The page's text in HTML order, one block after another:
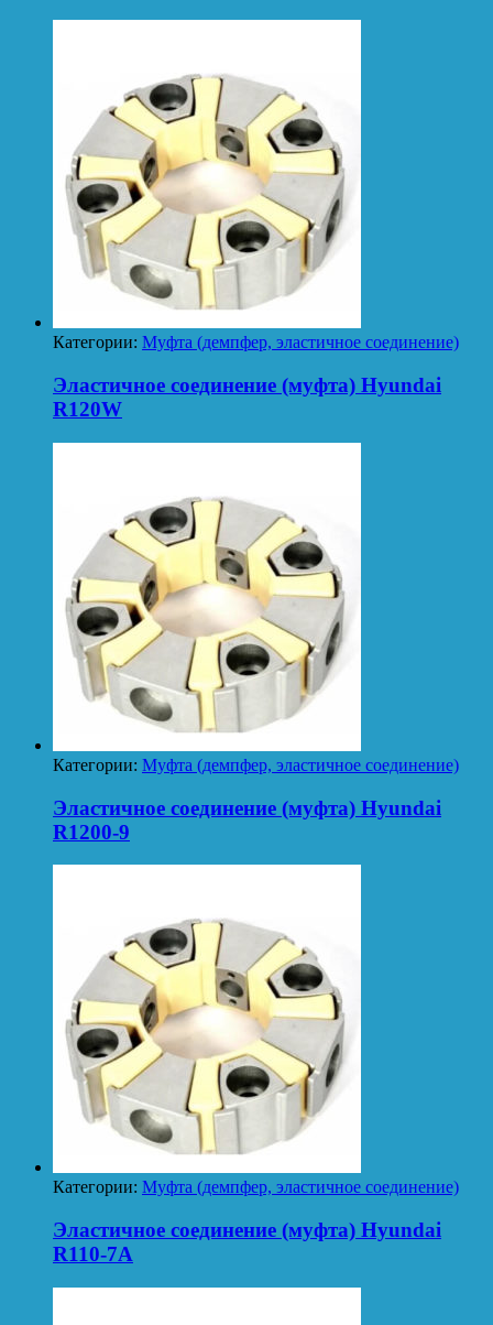
Категории: Муфта (демпфер, эластичное соединение)
Эластичное соединение (муфта) Hyundai
R120W
Категории: Муфта (демпфер, эластичное соединение)
Эластичное соединение (муфта) Hyundai
R1200-9
Категории: Муфта (демпфер, эластичное соединение)
Эластичное соединение (муфта) Hyundai
R110-7A